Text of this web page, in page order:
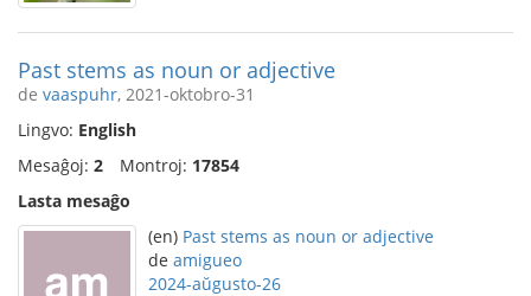
Past stems as noun or adjective
de vaaspuhr, 2021-oktobro-31
Lingvo: English
Mesaĝoj: 2 Montroj: 17854
Lasta mesaĝo
(en) Past stems as noun or adjective
de amigueo
2024-aŭgusto-26